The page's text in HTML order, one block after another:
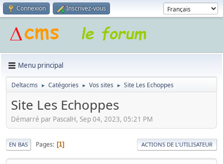
Connexion Inscrivez-vous
Menu principal
Deltacms ► Catégories ► Vos sites ► Site Les Echoppes
Site Les Echoppes
Démarré par PascalH, Sep 04, 2023, 05:21 PM
EN BAS Pages 1 ACTIONS DE L'UTILISATEUR